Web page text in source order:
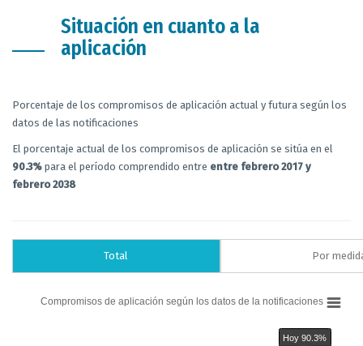
Situación en cuanto a la
aplicación
Porcentaje de los compromisos de aplicación actual y futura según los
datos de las notificaciones
El porcentaje actual de los compromisos de aplicación se sitúa en el
90.3% para el período comprendido entre entre febrero 2017 y
febrero 2038
Total Por
Compromisos de aplicación según los datos de la notificaciones
Compromisos de aplicación según los datos de la notificaciones
Hoy 90.3%